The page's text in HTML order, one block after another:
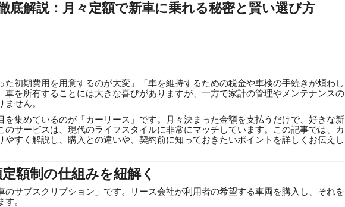
底解説：月々定額で新車に乗れる秘密と賢い選び方
た初期費用を用意するのが大変」「車を維持するための税金や車検の手続きが煩わし
車を所有することには大きな喜びがありますが、一方で家計の管理やメンテナンスの
せん。
を集めているのが「カーリース」です。月々決まった金額を支払うだけで、好きな新
のサービスは、現代のライフスタイルに非常にマッチしています。この記事では、カ
やすく解説し、購入との違いや、契約前に知っておきたいポイントを詳しくお伝えし
額制の仕組みを紐解く
のサブスクリプション」です。リース会社が利用者の希望する車両を購入し、それを
。